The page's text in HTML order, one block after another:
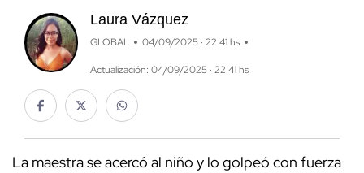
Laura Vázquez
GLOBAL 04/09/2025 · 22:41 hs
Actualización: 04/09/2025 · 22:41 hs
La maestra se acercó al niño y lo golpeó con fuerza